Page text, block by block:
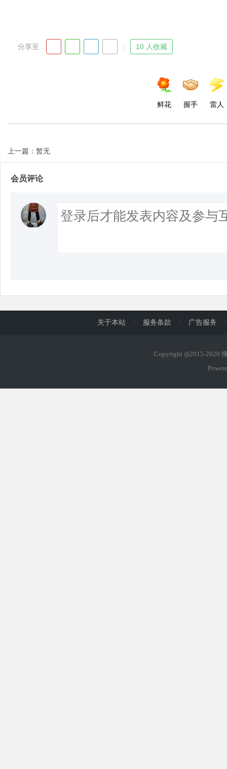
分享至 : 10 人收藏
鲜花 握手 雷人
上一篇：暂无
会员评论
关于本站 / 服务条款 / 广告服务 /
Copyright ◎2015-2020